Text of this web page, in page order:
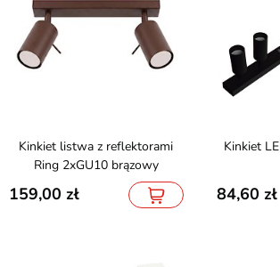
Kinkiet listwa z reflektorami
Ring 2xGU10 brązowy
159,00
Kinkiet LED FARGO 6xGU10
84,60